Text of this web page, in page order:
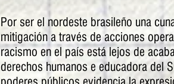
Por ser el nordeste brasileño una
mitigación a través de acciones
racismo en el país está lejos de
derechos humanos e educadora del